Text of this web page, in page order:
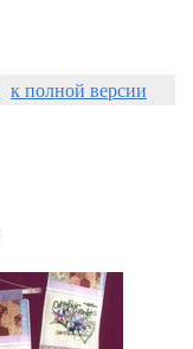
к полной версии